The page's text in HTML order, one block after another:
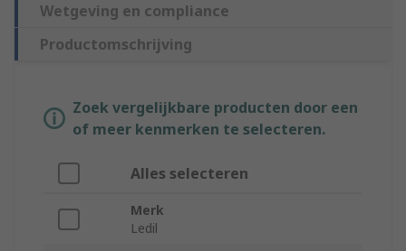
Wetgeving en compliance
Productomschrijving
Zoek vergelijkbare producten door een
of meer kenmerken te selecteren.
Alles selecteren
Merk
Ledil